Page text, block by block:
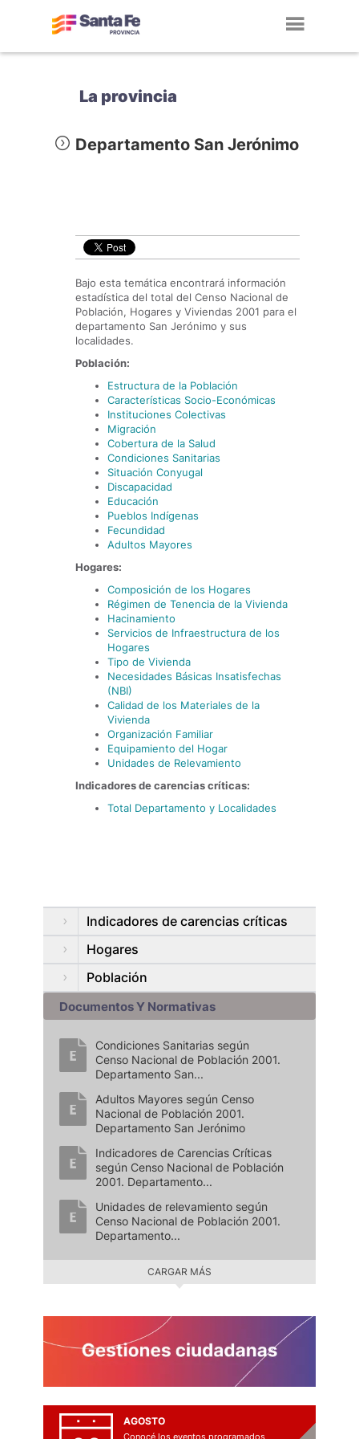
La provincia
Departamento San Jerónimo
Bajo esta temática encontrará información
estadística del total del Censo Nacional de
Población, Hogares y Viviendas 2001 para el
departamento San Jerónimo y sus
localidades.
Población:
Estructura de la Población
Características Socio-Económicas
Instituciones Colectivas
Migración
Cobertura de la Salud
Condiciones Sanitarias
Situación Conyugal
Discapacidad
Educación
Pueblos Indígenas
Fecundidad
Adultos Mayores
Hogares:
Composición de los Hogares
Régimen de Tenencia de la Vivienda
Hacinamiento
Servicios de Infraestructura de los
Hogares
Tipo de Vivienda
Necesidades Básicas Insatisfechas
(NBI)
Calidad de los Materiales de la
Vivienda
Organización Familiar
Equipamiento del Hogar
Unidades de Relevamiento
Indicadores de carencias críticas:
Total Departamento y Localidades
Indicadores de carencias críticas
Hogares
Población
Documentos Y Normativas
Condiciones Sanitarias según
Censo Nacional de Población 2001.
Departamento San...
Adultos Mayores según Censo
Nacional de Población 2001.
Departamento San Jerónimo
Indicadores de Carencias Críticas
según Censo Nacional de Población
2001. Departamento...
Unidades de relevamiento según
Censo Nacional de Población 2001.
Departamento...
CARGAR MÁS
AGOSTO
Conocé los eventos programados